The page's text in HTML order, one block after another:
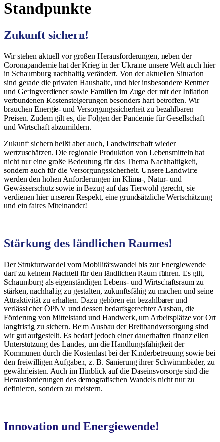
Standpunkte
Zukunft sichern!
Wir stehen aktuell vor großen Herausforderungen, neben der
Coronapandemie hat der Krieg in der Ukraine unsere Welt auch hier
in Schaumburg nachhaltig verändert. Von der aktuellen Situation
sind gerade die privaten Haushalte, und hier insbesondere Rentner
und Geringverdiener sowie Familien im Zuge der mit der Inflation
verbundenen Kostensteigerungen besonders hart betroffen. Wir
brauchen Energie- und Versorgungssicherheit zu bezahlbaren
Preisen. Zudem gilt es, die Folgen der Pandemie für Gesellschaft
und Wirtschaft abzumildern.
Zukunft sichern heißt aber auch, Landwirtschaft wieder
wertzuschätzen. Die regionale Produktion von Lebensmitteln hat
nicht nur eine große Bedeutung für das Thema Nachhaltigkeit,
sondern auch für die Versorgungssicherheit. Unsere Landwirte
werden den hohen Anforderungen im Klima-, Natur- und
Gewässerschutz sowie in Bezug auf das Tierwohl gerecht, sie
verdienen hier unseren Respekt, eine grundsätzliche Wertschätzung
und ein faires Miteinander!
Stärkung des ländlichen Raumes!
Der Strukturwandel vom Mobilitätswandel bis zur Energiewende
darf zu keinem Nachteil für den ländlichen Raum führen. Es gilt,
Schaumburg als eigenständigen Lebens- und Wirtschaftsraum zu
stärken, nachhaltig zu gestalten, zukunftsfähig zu machen und seine
Attraktivität zu erhalten. Dazu gehören ein bezahlbarer und
verlässlicher ÖPNV und dessen bedarfsgerechter Ausbau, die
Förderung von Mittelstand und Handwerk, um Arbeitsplätze vor Ort
langfristig zu sichern. Beim Ausbau der Breitbandversorgung sind
wir gut aufgestellt. Es bedarf jedoch einer dauerhaften finanziellen
Unterstützung des Landes, um die Handlungsfähigkeit der
Kommunen durch die Kostenlast bei der Kinderbetreuung sowie bei
den freiwilligen Aufgaben, z. B. Sanierung ihrer Schwimmbäder, zu
gewährleisten. Auch im Hinblick auf die Daseinsvorsorge sind die
Herausforderungen des demografischen Wandels nicht nur zu
definieren, sondern zu meistern.
Innovation und Energiewende!